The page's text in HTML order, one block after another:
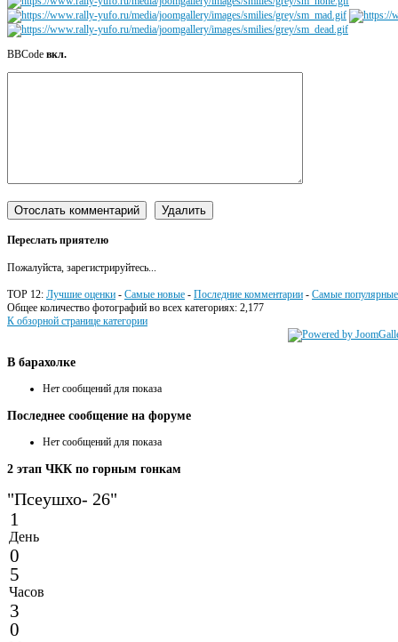
BBCode вкл.
Переслать приятелю
Пожалуйста, зарегистрируйтесь...
TOP 12: Лучшие оценки - Самые новые - Последние комментарии - Самые популярные
Общее количество фотографий во всех категориях: 2,177
К обзорной странице категории
В барахолке
Нет сообщений для показа
Последнее сообщение на форуме
Нет сообщений для показа
2 этап ЧКК по горным гонкам
"Псеушхо- 26"
1
День
0
5
Часов
3
0